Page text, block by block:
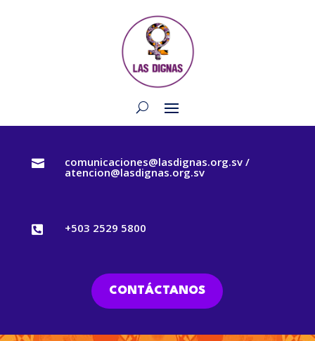
 comunicaciones@lasdignas.org.sv /
atencion@lasdignas.org.sv
 +503 2529 5800
CONTÁCTANOS